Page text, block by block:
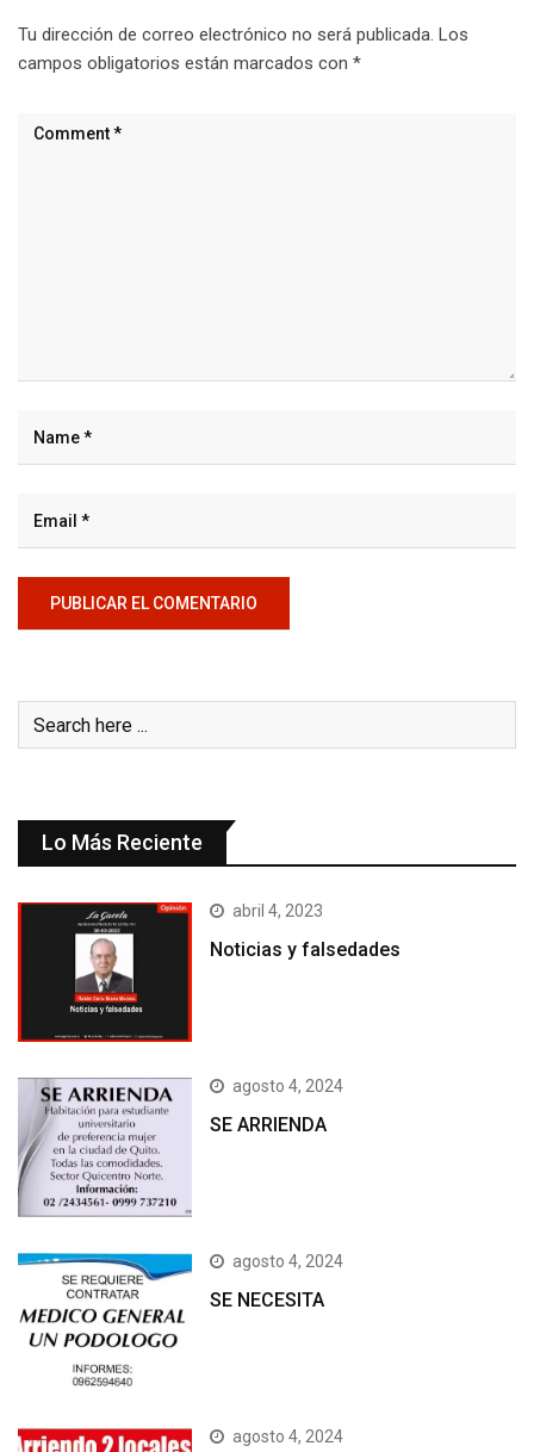
Tu dirección de correo electrónico no será publicada. Los
campos obligatorios están marcados con *
Lo Más Reciente
abril 4, 2023
Noticias y falsedades
agosto 4, 2024
SE ARRIENDA
agosto 4, 2024
SE NECESITA
agosto 4, 2024